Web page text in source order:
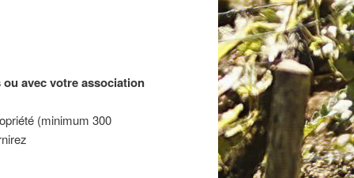
avec votre association
(minimum 300